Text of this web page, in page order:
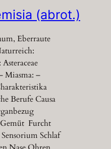
(abrot.)
Eberraute
Miasma: –
Berufe Causa
Furcht
Schlaf